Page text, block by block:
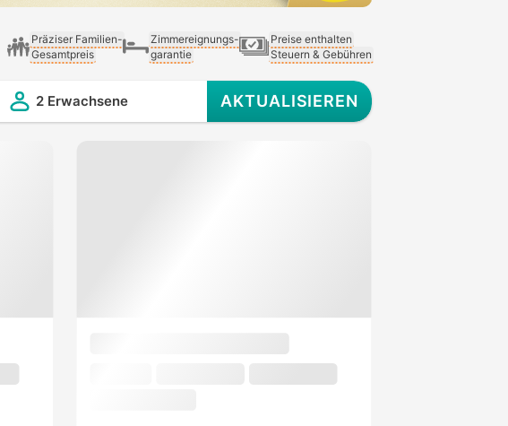
Präziser Familien-
Gesamtpreis
Zimmereignungs-
garantie
Preise enthalten
Steuern & Gebühren
2 Erwachsene AKTUALISIEREN